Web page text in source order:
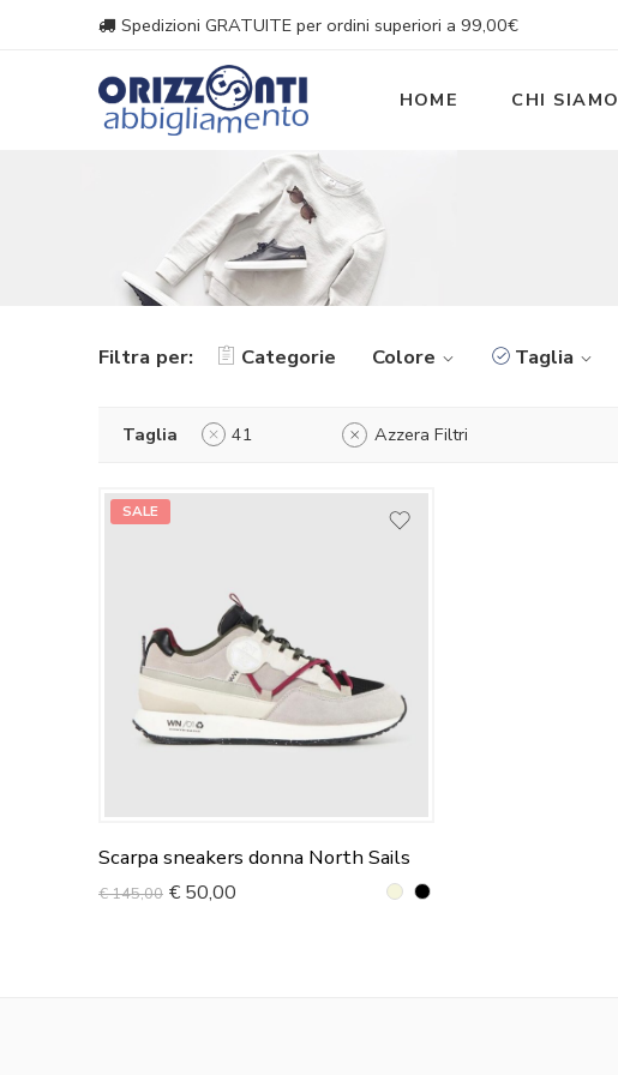
Spedizioni GRATUITE per ordini superiori a 99,00€
HOME CHI SIAMO
Filtra per: Categorie Colore Taglia
Taglia 41 Azzera Filtri
SALE
Scarpa sneakers donna North Sails
€145,00 € 50,00